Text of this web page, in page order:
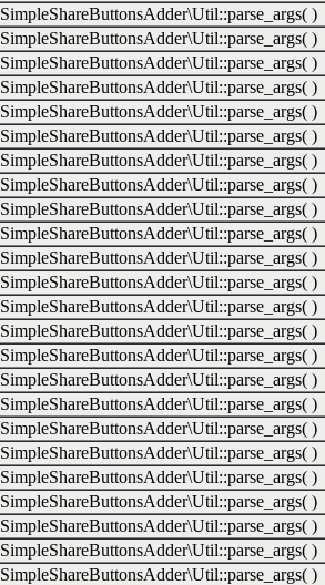
SimpleShareButtonsAdder\Util::parse_args( )
SimpleShareButtonsAdder\Util::parse_args( )
SimpleShareButtonsAdder\Util::parse_args( )
SimpleShareButtonsAdder\Util::parse_args( )
SimpleShareButtonsAdder\Util::parse_args( )
SimpleShareButtonsAdder\Util::parse_args( )
SimpleShareButtonsAdder\Util::parse_args( )
SimpleShareButtonsAdder\Util::parse_args( )
SimpleShareButtonsAdder\Util::parse_args( )
SimpleShareButtonsAdder\Util::parse_args( )
SimpleShareButtonsAdder\Util::parse_args( )
SimpleShareButtonsAdder\Util::parse_args( )
SimpleShareButtonsAdder\Util::parse_args( )
SimpleShareButtonsAdder\Util::parse_args( )
SimpleShareButtonsAdder\Util::parse_args( )
SimpleShareButtonsAdder\Util::parse_args( )
SimpleShareButtonsAdder\Util::parse_args( )
SimpleShareButtonsAdder\Util::parse_args( )
SimpleShareButtonsAdder\Util::parse_args( )
SimpleShareButtonsAdder\Util::parse_args( )
SimpleShareButtonsAdder\Util::parse_args( )
SimpleShareButtonsAdder\Util::parse_args( )
SimpleShareButtonsAdder\Util::parse_args( )
SimpleShareButtonsAdder\Util::parse_args( )